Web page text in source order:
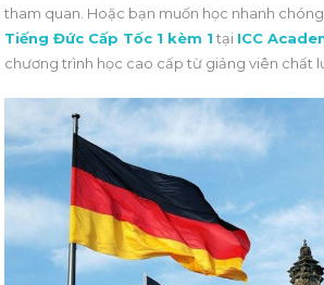
tham quan. Hoặc bạn muốn học nhanh
Tiếng Đức Cấp Tốc 1 kèm 1 tại ICC
chương trình học cao cấp từ giảng viên chất